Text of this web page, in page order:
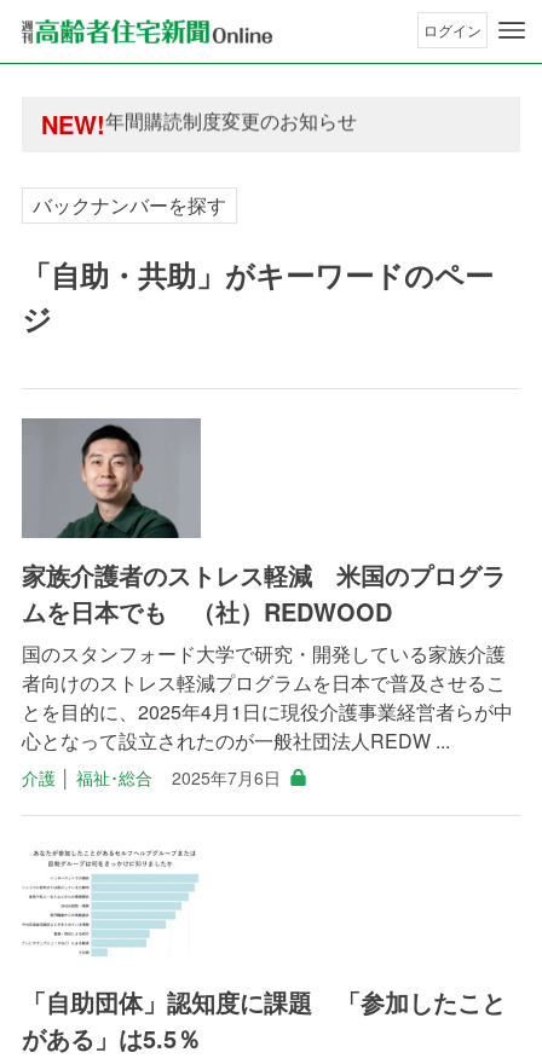
ログイン
NEW!
年間購読制度変更のお知らせ
高齢者住宅新聞 無料会員の皆様へ閲覧本数変更
高齢者住宅新聞 無料会員の皆様へ閲覧本数変更
バックナンバーを探す
「自助・共助」がキーワードのペー
ジ
家族介護者のストレス軽減 米国のプログラ
ムを日本でも （社）REDWOOD
国のスタンフォード大学で研究・開発している家族介護
者向けのストレス軽減プログラムを日本で普及させるこ
とを目的に、2025年4月1日に現役介護事業経営者らが中
心となって設立されたのが一般社団法人REDW ...
介護│ 福祉･総合 2025年7月6日
「自助団体」認知度に課題 「参加したこと
がある」は5.5％